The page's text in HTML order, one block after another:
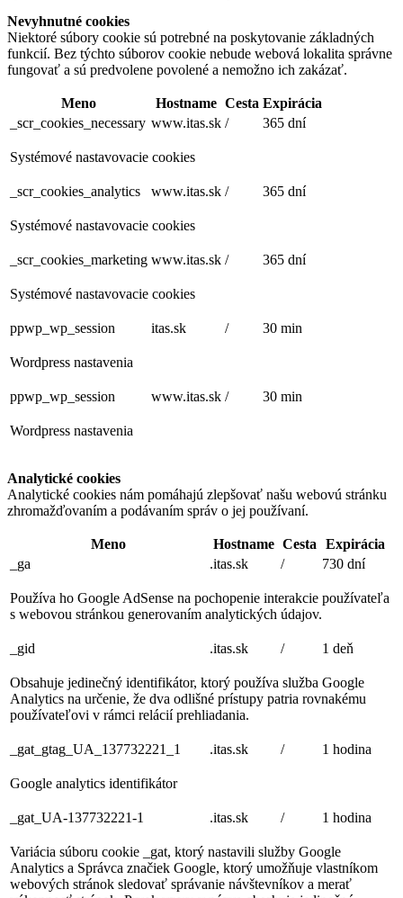
Nevyhnutné cookies
Niektoré súbory cookie sú potrebné na poskytovanie základných
funkcií. Bez týchto súborov cookie nebude webová lokalita správne
fungovať a sú predvolene povolené a nemožno ich zakázať.
Meno Hostname Cesta Expirácia
_scr_cookies_necessary www.itas.sk / 365 dní
Systémové nastavovacie cookies
_scr_cookies_analytics www.itas.sk / 365 dní
Systémové nastavovacie cookies
_scr_cookies_marketing www.itas.sk / 365 dní
Systémové nastavovacie cookies
ppwp_wp_session itas.sk / 30 min
Wordpress nastavenia
ppwp_wp_session www.itas.sk / 30 min
Wordpress nastavenia
Analytické cookies
Analytické cookies nám pomáhajú zlepšovať našu webovú stránku
zhromažďovaním a podávaním správ o jej používaní.
Meno Hostname Cesta
Expirácia
_ga
.itas.sk / 730 dní
Používa ho Google AdSense na pochopenie interakcie používateľa
s webovou stránkou generovaním analytických údajov.
_gid .itas.sk / 1 deň
Obsahuje jedinečný identifikátor, ktorý používa služba Google
Analytics na určenie, že dva odlišné prístupy patria rovnakému
používateľovi v rámci relácií prehliadania.
_gat_gtag_UA_137732221_1 .itas.sk / 1 hodina
Google analytics identifikátor
_gat_UA-137732221-1 .itas.sk / 1 hodina
Variácia súboru cookie _gat, ktorý nastavili služby Google
Analytics a Správca značiek Google, ktorý umožňuje vlastníkom
webových stránok sledovať správanie návštevníkov a merať